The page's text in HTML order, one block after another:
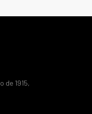
de 1915,